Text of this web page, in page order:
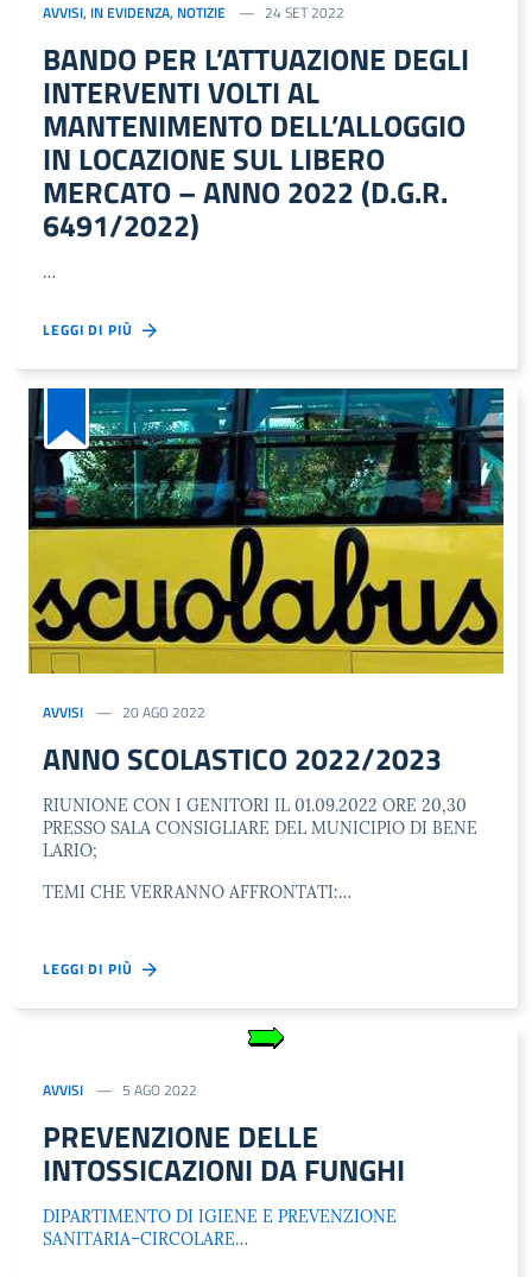
AVVISI, IN EVIDENZA, NOTIZIE 24 SET 2022
BANDO PER L’ATTUAZIONE DEGLI
INTERVENTI VOLTI AL
MANTENIMENTO DELL’ALLOGGIO
IN LOCAZIONE SUL LIBERO
MERCATO – ANNO 2022 (D.G.R.
6491/2022)
…
LEGGI DI PIÙ
AVVISI 20 AGO 2022
ANNO SCOLASTICO 2022/2023
RIUNIONE CON I GENITORI IL 01.09.2022 ORE 20,30
PRESSO SALA CONSIGLIARE DEL MUNICIPIO DI BENE
LARIO;
TEMI CHE VERRANNO AFFRONTATI:…
LEGGI DI PIÙ
AVVISI 5 AGO 2022
PREVENZIONE DELLE
INTOSSICAZIONI DA FUNGHI
DIPARTIMENTO DI IGIENE E PREVENZIONE
SANITARIA–CIRCOLARE…